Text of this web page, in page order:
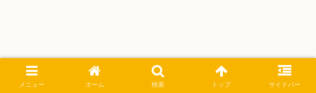
メニュー ホーム 検索 トップ サイドバー